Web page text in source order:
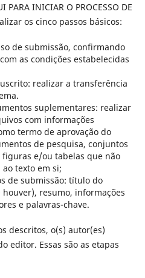
INICIAR O PROCESSO DE
os cinco passos básicos:
de submissão, confirmando
as condições estabelecidas
realizar a transferência
suplementares: realizar
com informações
termo de aprovação do
de pesquisa, conjuntos
e/ou tabelas que não
texto em si;
de submissão: título do
resumo, informações
e palavras-chave.
descritos, o(s) autor(es)
editor. Essas são as etapas